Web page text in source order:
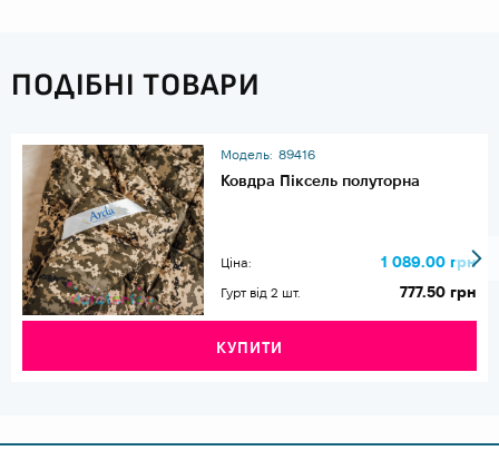
ПОДІБНІ ТОВАРИ
Модель: 89416
Ковдра Піксель полуторна
Ціна: 1 089.00 грн
Гурт від 2 шт. 777.50 грн
КУПИТИ